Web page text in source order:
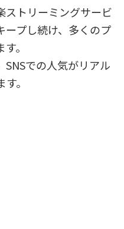
ストリーミングサービ
ープし続け、多くのプ
。
SNSでの人気がリアル
。